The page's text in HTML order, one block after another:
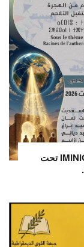
أكادير تجمع مغاربة العالم في مهرجان IMINIG تحت